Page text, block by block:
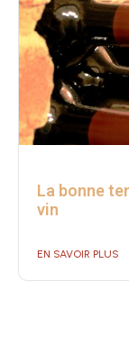
La bonne
vin
EN SAVOIR PLUS